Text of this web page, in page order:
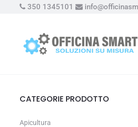
350 1345101
CATEGORIE PRODOTTO
Apicultura